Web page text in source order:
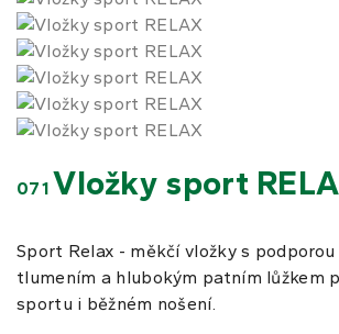
071 Vložky sport
Sport Relax - měkčí vložky s podporou
tlumením a hlubokým patním lůžkem
sportu i běžném nošení.